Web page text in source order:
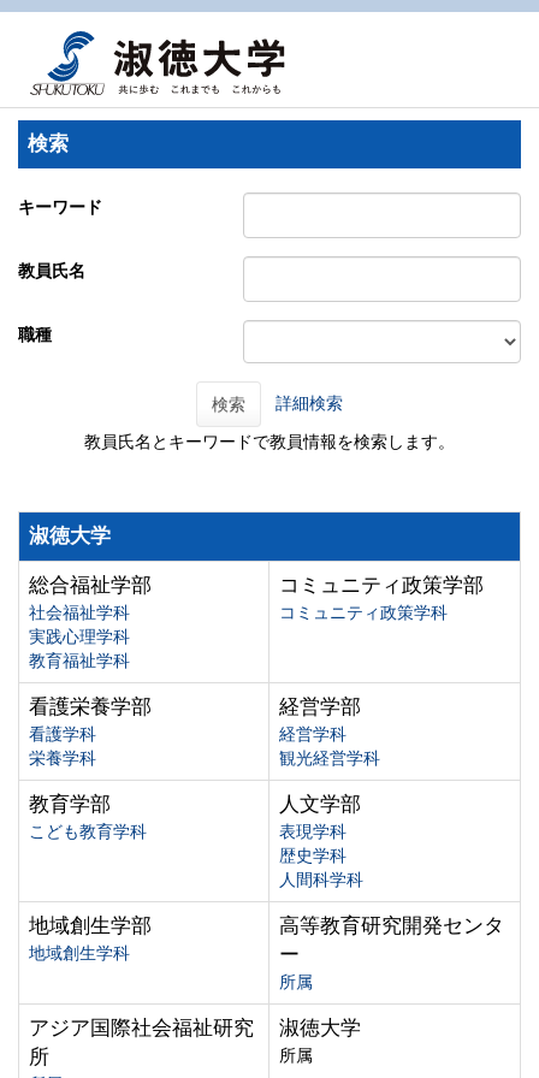
検索
キーワード
教員氏名
職種
検索 詳細検索
教員氏名とキーワードで教員情報を検索します。
淑徳大学
総合福祉学部
社会福祉学科
実践心理学科
教育福祉学科
コミュニティ政策学部
コミュニティ政策学科
看護栄養学部
看護学科
栄養学科
経営学部
経営学科
観光経営学科
教育学部
こども教育学科
人文学部
表現学科
歴史学科
人間科学科
地域創生学部
地域創生学科
高等教育研究開発センタ
ー
所属
アジア国際社会福祉研究
所
淑徳大学
所属